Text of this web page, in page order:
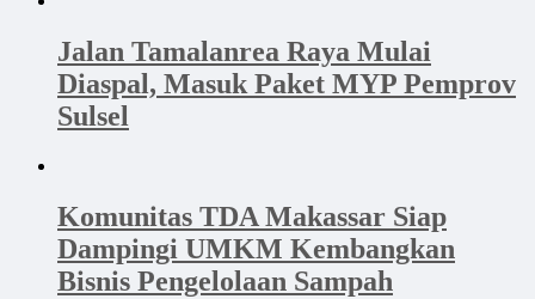
Jalan Tamalanrea Raya Mulai
Diaspal, Masuk Paket MYP Pemprov
Sulsel
Komunitas TDA Makassar Siap
Dampingi UMKM Kembangkan
Bisnis Pengelolaan Sampah